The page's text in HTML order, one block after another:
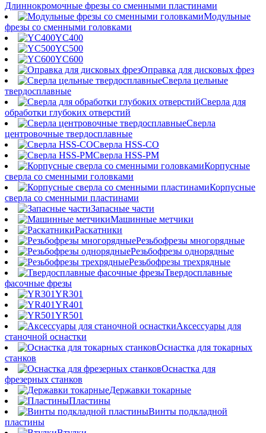
Длиннокромочные фрезы со сменными пластинами
Модульные
фрезы со сменными головками
YC400
YC500
YC600
Оправка для дисковых фрез
Сверла цельные
твердосплавные
Сверла для
обработки глубоких отверстий
Сверла
центровочные твердосплавные
Сверла HSS-CO
Сверла HSS-PM
Корпусные
сверла со сменными головками
Корпусные
сверла со сменными пластинами
Запасные части
Машинные метчики
Раскатники
Резьбофрезы многорядные
Резьбофрезы однорядные
Резьбофрезы трехрядные
Твердосплавные
фасочные фрезы
YR301
YR401
YR501
Аксессуары для
станочной оснастки
Оснастка для токарных
станков
Оснастка для
фрезерных станков
Державки токарные
Пластины
Винты подкладной
пластины